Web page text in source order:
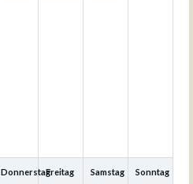
DonnerstagFreitag
Samstag
Sonntag